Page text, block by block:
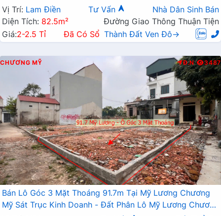
Vị Trí: Lam Điền Tư Vấn
Nhà Dân Sinh Bán
Diện Tích: 82.5m²
Đường Giao Thông Thuận Tiện
Giá:2-2.5 Tỉ Đã Có Sổ Thành Đất Ven Đô→
CHƯƠNG MỸ Đ.N 3487
Bán Lô Góc 3 Mặt Thoáng 91.7m Tại Mỹ Lương Chương
Mỹ Sát Trục Kinh Doanh - Đất Phân Lô Mỹ Lương Chương